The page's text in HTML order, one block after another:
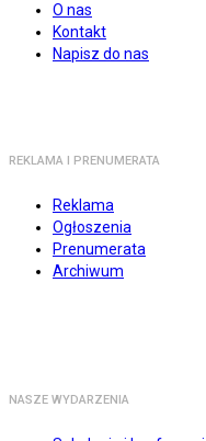
O nas
Kontakt
Napisz do nas
REKLAMA I PRENUMERATA
Reklama
Ogłoszenia
Prenumerata
Archiwum
NASZE WYDARZENIA